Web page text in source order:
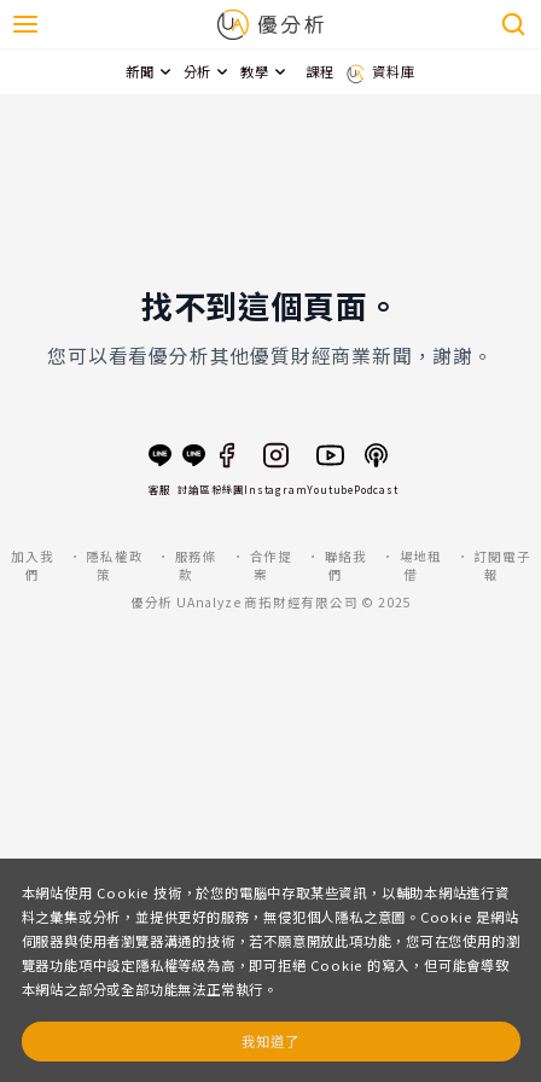
新聞 分析 教學 課程 資料庫
找不到這個頁面。
您可以看看優分析其他優質財經商業新聞，謝謝。
客服 討論區粉絲團InstagramYoutubePodcast
加入我
們
隱私權政
策
服務條
款
合作提
案
聯絡我
們
場地租
借
訂閱電子
報
優分析 UAnalyze 商拓財經有限公司 © 2025
本網站使用 Cookie 技術，於您的電腦中存取某些資訊，以輔助本網站進行資
料之彙集或分析，並提供更好的服務，無侵犯個人隱私之意圖。Cookie 是網站
伺服器與使用者瀏覽器溝通的技術，若不願意開放此項功能，您可在您使用的瀏
覽器功能項中設定隱私權等級為高，即可拒絕 Cookie 的寫入，但可能會導致
本網站之部分或全部功能無法正常執行。
我知道了